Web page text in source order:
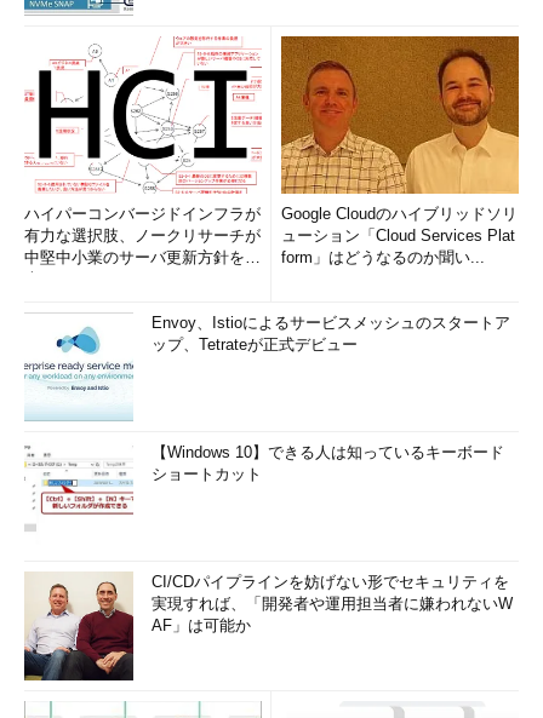
ハイパーコンバージドインフラが
有力な選択肢、ノークリサーチが
中堅中小業のサーバ更新方針を調
Google Cloudのハイブリッドソリ
ューション「Cloud Services Plat
form」はどうなるのか聞い...
Envoy、Istioによるサービスメッシュのスタートア
ップ、Tetrateが正式デビュー
【Windows 10】できる人は知っているキーボード
ショートカット
CI/CDパイプラインを妨げない形でセキュリティを
実現すれば、「開発者や運用担当者に嫌われないW
AF」は可能か